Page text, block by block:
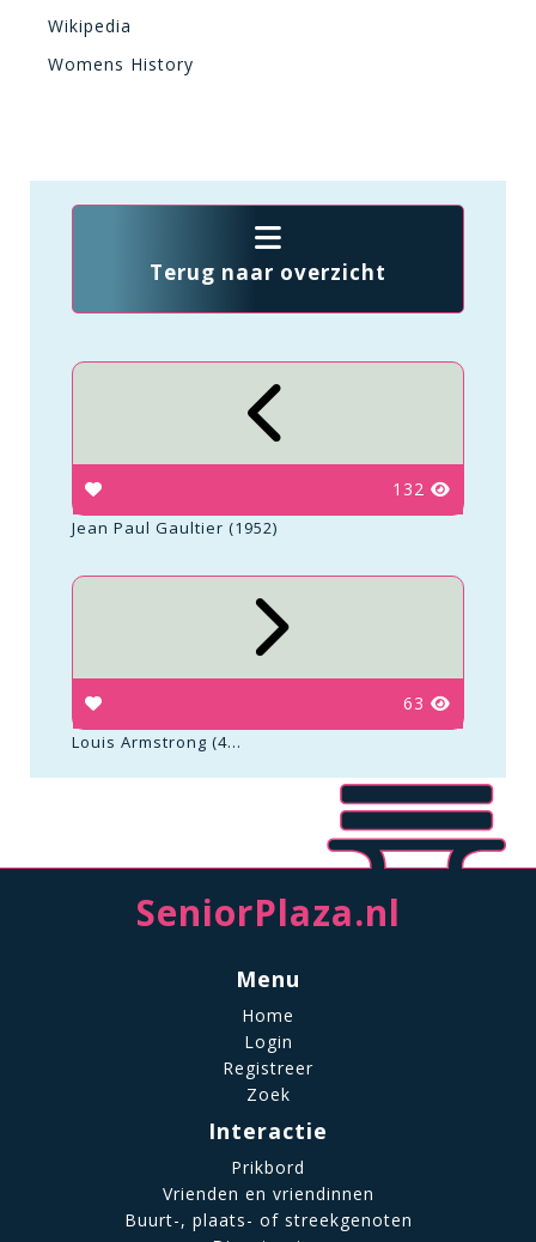
Wikipedia
Womens History
Terug naar overzicht
132
Jean Paul Gaultier (1952)
63
Louis Armstrong (4...
SeniorPlaza.nl
Menu
Home
Login
Registreer
Zoek
Interactie
Prikbord
Vrienden en vriendinnen
Buurt-, plaats- of streekgenoten